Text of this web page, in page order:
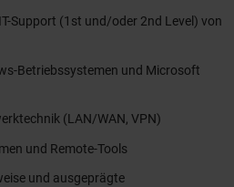
Support (1st und/oder 2nd Level) von
Betriebssystemen und Microsoft
(LAN/WAN, VPN)
und Remote-Tools
und ausgeprägte